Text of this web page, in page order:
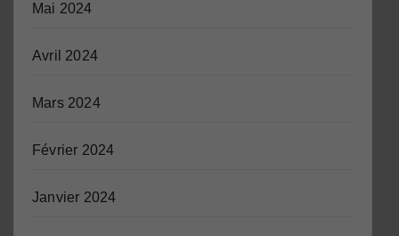
Mai 2024
Avril 2024
Mars 2024
Février 2024
Janvier 2024